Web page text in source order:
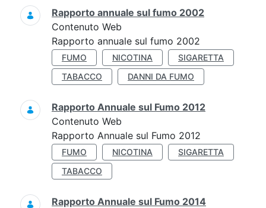
Rapporto annuale sul fumo 2002
Contenuto Web
Rapporto annuale sul fumo 2002
FUMO NICOTINA
SIGARETTA
TABACCO
DANNI DA FUMO
Rapporto Annuale sul Fumo 2012
Contenuto Web
Rapporto Annuale sul Fumo 2012
FUMO NICOTINA
SIGARETTA
TABACCO
Rapporto Annuale sul Fumo 2014